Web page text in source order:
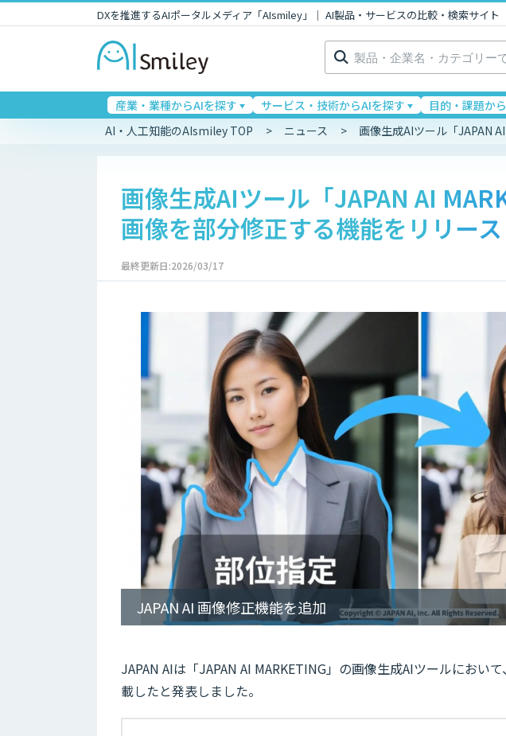
DXを推進するAIポータルメディア「AIsmiley」｜ AI製品・サービスの比較・検索サイト
検
索:
産業・業種からAIを探す サービス・技術からAIを探す 目的・課題か
AI・人工知能のAIsmiley TOP ニュース 画像生成AIツール「JAPAN
画像生成AIツール「JAPAN AI
画像を部分修正する機能をリリース
最終更新日:2026/03/17
JAPAN AI 画像修正機能を追加
JAPAN AIは「JAPAN AI MARKETING」の画像生成AIツールにおい
載したと発表しました。